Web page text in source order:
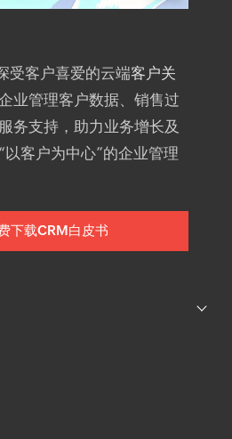
受客户喜爱的云端客户关
业管理客户数据、销售过
务支持，助力业务增长及
客户为中心”的企业管理
下载CRM白皮书